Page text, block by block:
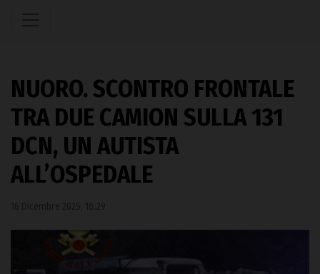
NUORO. SCONTRO FRONTALE
TRA DUE CAMION SULLA 131
DCN, UN AUTISTA
ALL’OSPEDALE